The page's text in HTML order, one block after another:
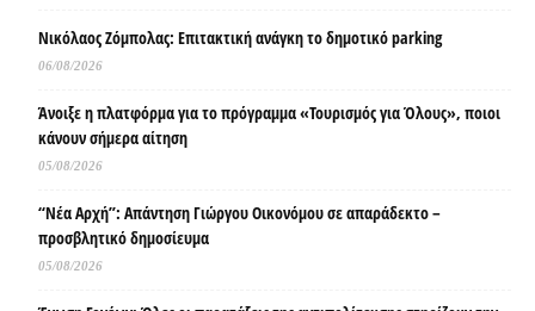
Νικόλαος Ζόμπολας: Επιτακτική ανάγκη το δημοτικό parking
06/08/2026
Άνοιξε η πλατφόρμα για το πρόγραμμα «Τουρισμός για Όλους», ποιοι
κάνουν σήμερα αίτηση
05/08/2026
“Νέα Αρχή”: Απάντηση Γιώργου Οικονόμου σε απαράδεκτο –
προσβλητικό δημοσίευμα
05/08/2026